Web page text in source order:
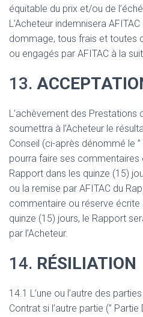
équitable du prix et/ou de
L’Acheteur indemnisera
dommage, tous frais et toutes
ou engagés par AFITAC à la
13.
L’achèvement des Prestations
soumettra à l’Acheteur le
Conseil (ci-après dénommé le ”
pourra faire ses commentaires
Rapport dans les quinze (15)
ou la remise par AFITAC du
commentaire ou réserve écrite
quinze (15) jours, le Rapport
par l’Acheteur.
14. RÉSILIATION
14.1 L’une ou l’autre des
Contrat si l’autre partie (” Partie